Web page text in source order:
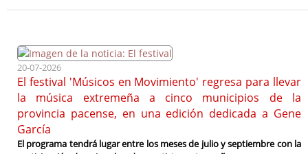
20-07-2026
El festival 'Músicos en Movimiento' regresa para llevar
la música extremeña a cinco municipios de la
provincia pacense, en una edición dedicada a Gene
García
El programa tendrá lugar entre los meses de julio y septiembre con la